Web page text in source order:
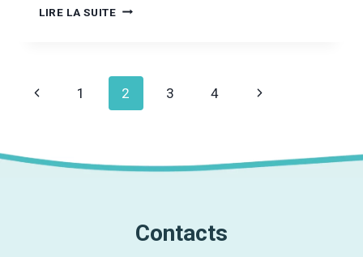
LIRE LA SUITE[INFOR
TV]
ENTRETIEN
AVEC
FÊTE?
Navigation
page
Page
1 2 3 4
Page
Contacts